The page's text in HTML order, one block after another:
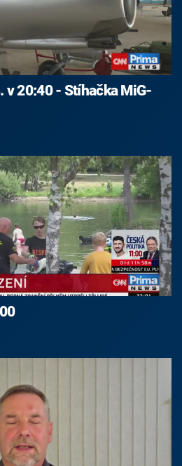
v 20:40 - Stíhačka MiG-